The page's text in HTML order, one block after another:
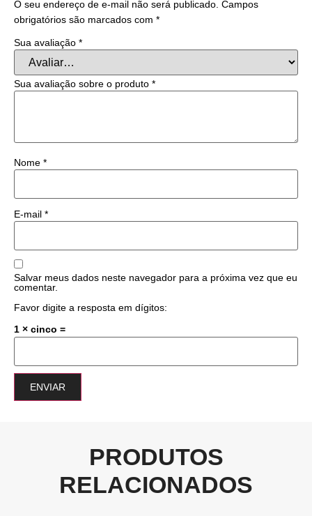
O seu endereço de e-mail não será publicado. Campos
obrigatórios são marcados com *
Sua avaliação *
Sua avaliação sobre o produto *
Nome *
E-mail *
Salvar meus dados neste navegador para a próxima vez que eu
comentar.
Favor digite a resposta em dígitos:
1 × cinco =
PRODUTOS
RELACIONADOS